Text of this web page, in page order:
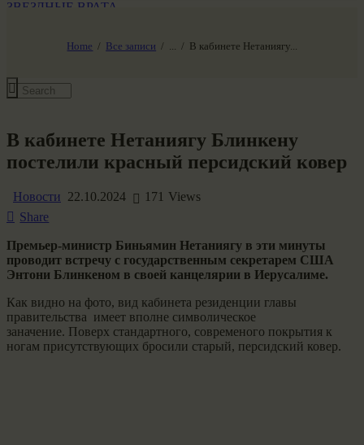
Home Все записи В кабинете Нетаниягу...
ЗВЕЗДНЫЕ ВРАТА
В кабинете Нетаниягу Блинкену
постелили красный персидский ковер
Новости 22.10.2024 171 Views
Share
Премьер-министр Биньямин Нетаниягу в эти минуты
проводит встречу с государственным секретарем США
Энтони Блинкеном в своей канцелярии в Иерусалиме.
Как видно на фото, вид кабинета резиденции главы
правительства имеет вполне символическое
заначение. Поверх стандартного, современого покрытия к
ногам присутствующих бросили старый, персидский ковер.